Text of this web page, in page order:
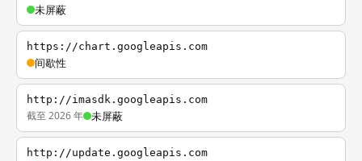
未屏蔽
https://chart.googleapis.com
间歇性
http://imasdk.googleapis.com
截至 2026 年 未屏蔽
http://update.googleapis.com